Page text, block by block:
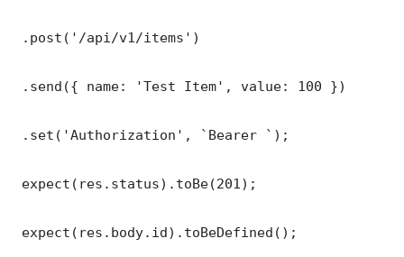
.post('/api/v1/items')
.send({ name: 'Test Item', value: 100 })
.set('Authorization', `Bearer `);
expect(res.status).toBe(201);
expect(res.body.id).toBeDefined();